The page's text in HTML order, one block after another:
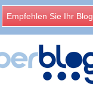
Empfehlen Sie Ihr Blog